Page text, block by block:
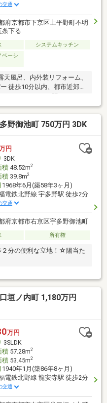
交通
府京都市下京区上平野町不明
条下る
システムキッチン
ベーシ
風呂、内外装リフォーム、
徒歩10分以内、都市近郊、
粧台、外装リフォーム、温
インターホン、通風良好、
野御池町 750万円 3DK
円
3DK
積48.52m2
積39.8m2
1968年6月(築58年3ヶ月)
電鉄北野線 宇多野駅 徒歩2分
交通
府京都市右京区宇多野御池町
所有権
分の便利な立地！☆陽当た
垣ノ内町 1,180万円
万円
3SLDK
積57.28m2
積53.45m2
1940年1月(築86年8ヶ月)
電鉄北野線 龍安寺駅 徒歩2分
交通